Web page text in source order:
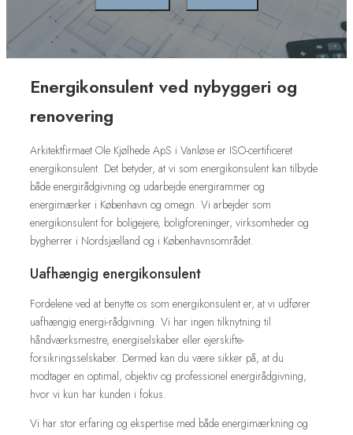
Energikonsulent ved nybyggeri og
renovering
Arkitektfirmaet Ole Kjølhede ApS i Vanløse er ISO-certificeret
energikonsulent. Det betyder, at vi som energikonsulent kan tilbyde
både energirådgivning og udarbejde energirammer og
energimærker i København og omegn. Vi arbejder som
energikonsulent for boligejere, boligforeninger, virksomheder og
bygherrer i Nordsjælland og i Københavnsområdet.
Uafhængig energikonsulent
Fordelene ved at benytte os som energikonsulent er, at vi udfører
uafhængig energi-rådgivning. Vi har ingen tilknytning til
håndværksmestre, energiselskaber eller ejerskifte-
forsikringsselskaber. Dermed kan du være sikker på, at du
modtager en optimal, objektiv og professionel energirådgivning,
hvor vi kun har kunden i fokus.​
​​Vi har stor erfaring og ekspertise med både energimærkning og